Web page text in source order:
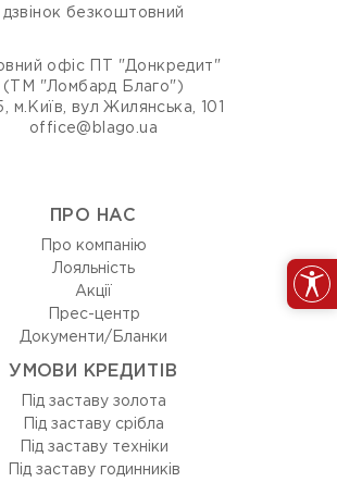
дзвінок безкоштовний
офіс ПТ "Донкредит"
(ТМ "Ломбард Благо")
м.Київ, вул Жилянська, 101
office@blago.ua
ПРО НАС
Про компанію
Лояльність
Акції
Прес-центр
Документи/Бланки
УМОВИ КРЕДИТІВ
Під заставу золота
Під заставу срібла
Під заставу техніки
Під заставу годинників